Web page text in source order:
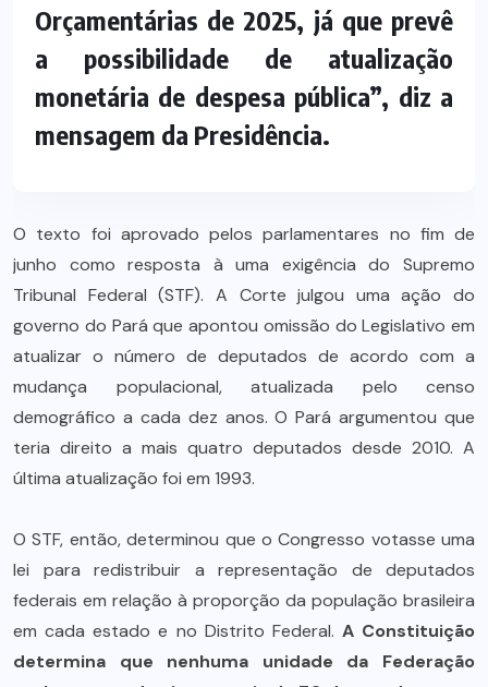
Orçamentárias de 2025, já que prevê
a possibilidade de atualização
monetária de despesa pública”, diz a
mensagem da Presidência.
O texto foi aprovado pelos parlamentares no fim de
junho como resposta à uma exigência do Supremo
Tribunal Federal (STF). A Corte julgou uma ação do
governo do Pará que apontou omissão do Legislativo em
atualizar o número de deputados de acordo com a
mudança populacional, atualizada pelo censo
demográfico a cada dez anos. O Pará argumentou que
teria direito a mais quatro deputados desde 2010. A
última atualização foi em 1993.
O STF, então, determinou que o Congresso votasse uma
lei para redistribuir a representação de deputados
federais em relação à proporção da população brasileira
em cada estado e no Distrito Federal. A Constituição
determina que nenhuma unidade da Federação